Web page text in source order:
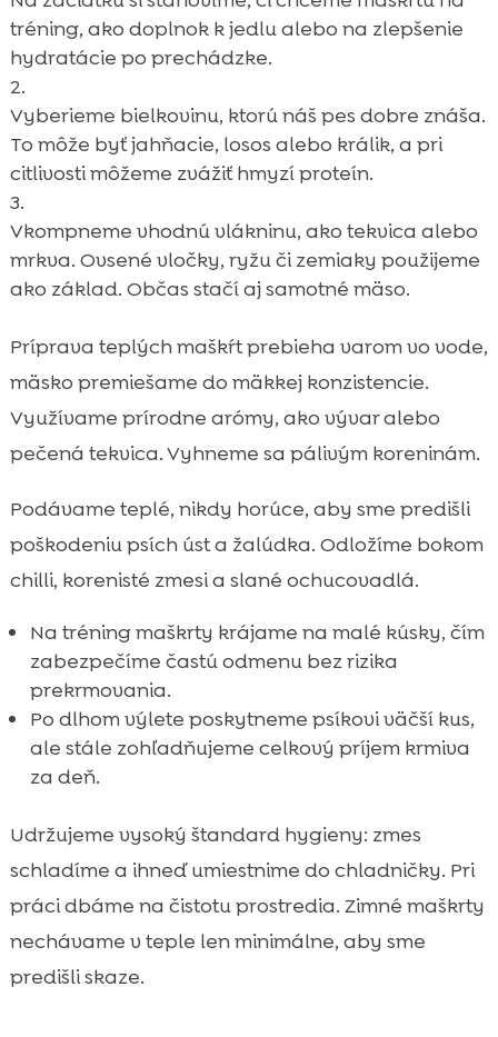
tréning, ako doplnok k jedlu alebo na zlepšenie
hydratácie po prechádzke.
Vyberieme bielkovinu, ktorú náš pes dobre znáša.
To môže byť jahňacie, losos alebo králik, a pri
citlivosti môžeme zvážiť hmyzí proteín.
Vkompneme vhodnú vlákninu, ako tekvica alebo
mrkva. Ovsené vločky, ryžu či zemiaky použijeme
ako základ. Občas stačí aj samotné mäso.
Príprava teplých maškŕt prebieha varom vo vode,
mäsko premiešame do mäkkej konzistencie.
Využívame prírodne arómy, ako vývar alebo
pečená tekvica. Vyhneme sa pálivým koreninám.
Podávame teplé, nikdy horúce, aby sme predišli
poškodeniu psích úst a žalúdka. Odložíme bokom
chilli, korenisté zmesi a slané ochucovadlá.
Na tréning maškrty krájame na malé kúsky, čím
zabezpečíme častú odmenu bez rizika
prekrmovania.
Po dlhom výlete poskytneme psíkovi väčší kus,
ale stále zohľadňujeme celkový príjem krmiva
za deň.
Udržujeme vysoký štandard hygieny: zmes
schladíme a ihneď umiestnime do chladničky. Pri
práci dbáme na čistotu prostredia. Zimné maškrty
nechávame v teple len minimálne, aby sme
predišli skaze.